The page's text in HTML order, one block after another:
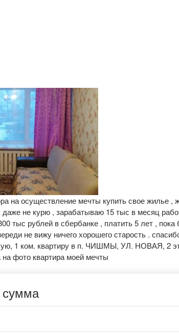
на осуществление мечты купить свое жилье ,
даже не курю , зарабатываю 15 тыс в месяц
тыс рублей в сбербанке , платить 5 лет ,
не вижу ничего хорошего старость .
1 ком. квартиру в п. ЧИШМЫ, УЛ. НОВАЯ, 2
на фото квартира моей мечты